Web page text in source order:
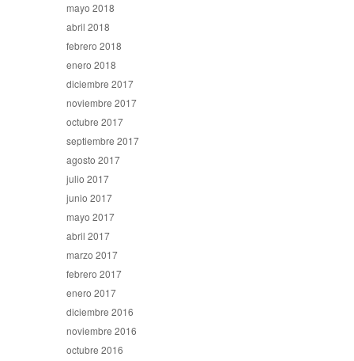
mayo 2018
abril 2018
febrero 2018
enero 2018
diciembre 2017
noviembre 2017
octubre 2017
septiembre 2017
agosto 2017
julio 2017
junio 2017
mayo 2017
abril 2017
marzo 2017
febrero 2017
enero 2017
diciembre 2016
noviembre 2016
octubre 2016